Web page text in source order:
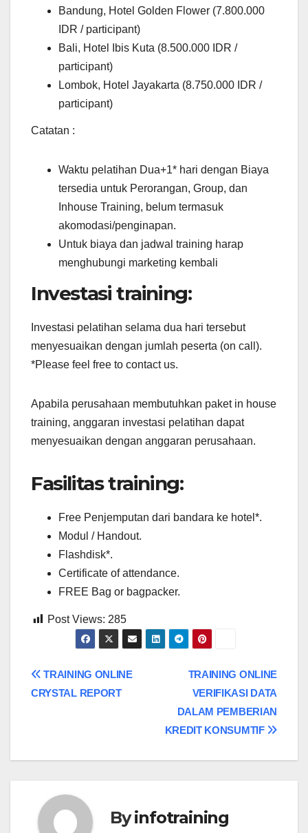
Bandung, Hotel Golden Flower (7.800.000
IDR / participant)
Bali, Hotel Ibis Kuta (8.500.000 IDR /
participant)
Lombok, Hotel Jayakarta (8.750.000 IDR /
participant)
Catatan :
Waktu pelatihan Dua+1* hari dengan Biaya
tersedia untuk Perorangan, Group, dan
Inhouse Training, belum termasuk
akomodasi/penginapan.
Untuk biaya dan jadwal training harap
menghubungi marketing kembali
Investasi training:
Investasi pelatihan selama dua hari tersebut
menyesuaikan dengan jumlah peserta (on call).
*Please feel free to contact us.
Apabila perusahaan membutuhkan paket in house
training, anggaran investasi pelatihan dapat
menyesuaikan dengan anggaran perusahaan.
Fasilitas training:
Free Penjemputan dari bandara ke hotel*.
Modul / Handout.
Flashdisk*.
Certificate of attendance.
FREE Bag or bagpacker.
Post Views: 285
Post
TRAINING ONLINE
VERIFIKASI DATA
DALAM PEMBERIAN
KREDIT KONSUMTIF
TRAINING ONLINE
CRYSTAL REPORT
Byinfotraining